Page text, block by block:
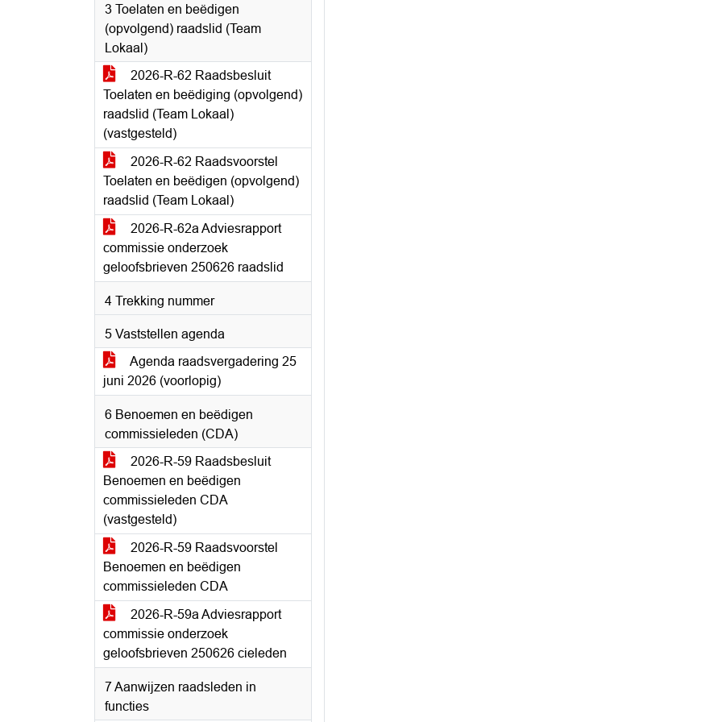
3 Toelaten en beëdigen
(opvolgend) raadslid (Team
Lokaal)
2026-R-62 Raadsbesluit
Toelaten en beëdiging (opvolgend)
raadslid (Team Lokaal)
(vastgesteld)
2026-R-62 Raadsvoorstel
Toelaten en beëdigen (opvolgend)
raadslid (Team Lokaal)
2026-R-62a Adviesrapport
commissie onderzoek
geloofsbrieven 250626 raadslid
4 Trekking nummer
5 Vaststellen agenda
Agenda raadsvergadering 25
juni 2026 (voorlopig)
6 Benoemen en beëdigen
commissieleden (CDA)
2026-R-59 Raadsbesluit
Benoemen en beëdigen
commissieleden CDA
(vastgesteld)
2026-R-59 Raadsvoorstel
Benoemen en beëdigen
commissieleden CDA
2026-R-59a Adviesrapport
commissie onderzoek
geloofsbrieven 250626 cieleden
7 Aanwijzen raadsleden in
functies